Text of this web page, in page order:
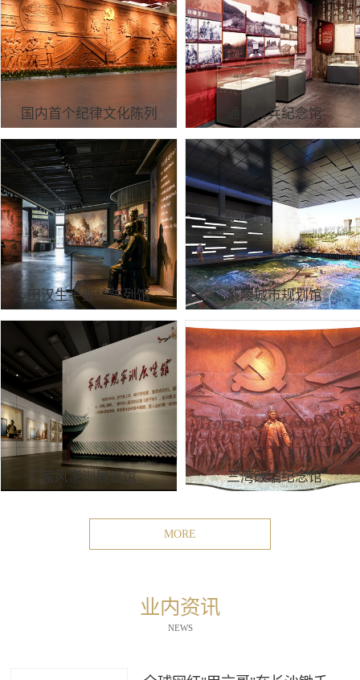
国内首个纪律文化陈列 通道转兵纪念馆
田汉生平业绩陈列馆 茶陵城市规划馆
家风家训展览馆 三湾改编纪念馆
MORE
业内资讯
NEWS